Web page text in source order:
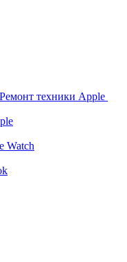
Ремонт техники Apple
Watch